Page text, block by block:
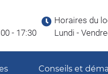
Horaires du
Lundi -
- 17:30
Conseils et